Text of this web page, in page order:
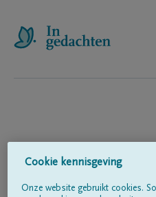
Cookie kennisgeving
Onze website gebruikt cookies.